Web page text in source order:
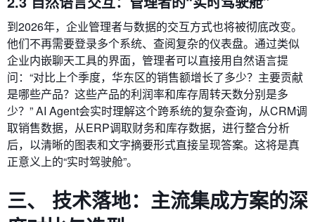
到2026年，企业管理者与数据的交互方式也将被彻底改变。
他们不再需要登录多个系统、查阅复杂的仪表盘。通过类似
企业内嵌聊天工具的界面，管理者可以直接用自然语言提
问：“对比上个季度，华东区的销售额增长了多少？主要贡献
是哪些产品？这些产品的利润率和库存周转天数分别是多
少？” AI Agent会实时理解这个跨系统的复杂查询，从CRM调
取销售数据，从ERP调取财务和库存数据，进行整合分析
后，以清晰的图表和文字摘要形式直接呈现答案。这将是真
正意义上的“实时驾驶舱”。
三、 技术落地：主流集成方案的深